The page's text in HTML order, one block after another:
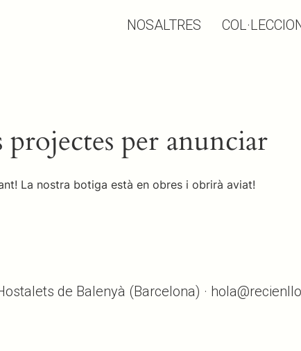
NOSALTRES
per anunciar
La nostra botiga està en obres i obrirà aviat!
de Balenyà (Barcelona) ·